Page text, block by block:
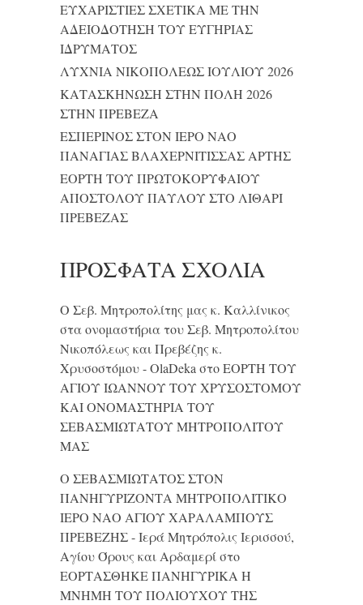
ΕΥΧΑΡΙΣΤΙΕΣ ΣΧΕΤΙΚΑ ΜΕ ΤΗΝ
ΑΔΕΙΟΔΟΤΗΣΗ ΤΟΥ ΕΥΓΗΡΙΑΣ
ΙΔΡΥΜΑΤΟΣ
ΛΥΧΝΙΑ ΝΙΚΟΠΟΛΕΩΣ ΙΟΥΛΙΟΥ 2026
ΚΑΤΑΣΚΗΝΩΣΗ ΣΤΗΝ ΠΟΛΗ 2026
ΣΤΗΝ ΠΡΕΒΕΖΑ
ΕΣΠΕΡΙΝΟΣ ΣΤΟΝ ΙΕΡΟ ΝΑΟ
ΠΑΝΑΓΙΑΣ ΒΛΑΧΕΡΝΙΤΙΣΣΑΣ ΑΡΤΗΣ
ΕΟΡΤΗ ΤΟΥ ΠΡΩΤΟΚΟΡΥΦΑΙΟΥ
ΑΠΟΣΤΟΛΟΥ ΠΑΥΛΟΥ ΣΤΟ ΛΙΘΑΡΙ
ΠΡΕΒΕΖΑΣ
ΠΡΌΣΦΑΤΑ ΣΧΌΛΙΑ
Ο Σεβ. Μητροπολίτης μας κ. Καλλίνικος
στα ονομαστήρια του Σεβ. Μητροπολίτου
Νικοπόλεως και Πρεβέζης κ.
Χρυσοστόμου - OlaDeka στοΕΟΡΤΗ ΤΟΥ
ΑΓΙΟΥ ΙΩΑΝΝΟΥ ΤΟΥ ΧΡΥΣΟΣΤΟΜΟΥ
ΚΑΙ ONΟΜΑΣΤΗΡΙΑ ΤΟΥ
ΣΕΒΑΣΜΙΩΤΑΤΟΥ ΜΗΤΡΟΠΟΛΙΤΟΥ
ΜΑΣ
Ο ΣΕΒΑΣΜΙΩΤΑΤΟΣ ΣΤΟΝ
ΠΑΝΗΓΥΡΙΖΟΝΤΑ ΜΗΤΡΟΠΟΛΙΤΙΚΟ
ΙΕΡΟ ΝΑΟ ΑΓΙΟΥ ΧΑΡΑΛΑΜΠΟΥΣ
ΠΡΕΒΕΖΗΣ - Ιερά Μητρόπολις Ιερισσού,
Αγίου Όρους και Αρδαμερίστο
ΕΟΡΤΑΣΘΗΚΕ ΠΑΝΗΓΥΡΙΚΑ Η
ΜΝΗΜΗ ΤΟΥ ΠΟΛΙΟΥΧΟΥ ΤΗΣ